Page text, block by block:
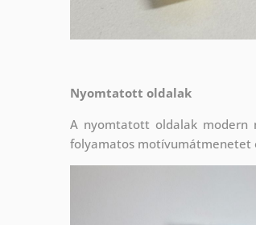
Nyomtatott oldalak
A nyomtatott oldalak modern
folyamatos motívumátmenetet